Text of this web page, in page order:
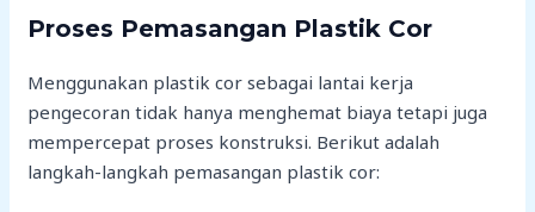
Proses Pemasangan Plastik Cor
Menggunakan plastik cor sebagai lantai kerja
pengecoran tidak hanya menghemat biaya tetapi juga
mempercepat proses konstruksi. Berikut adalah
langkah-langkah pemasangan plastik cor: